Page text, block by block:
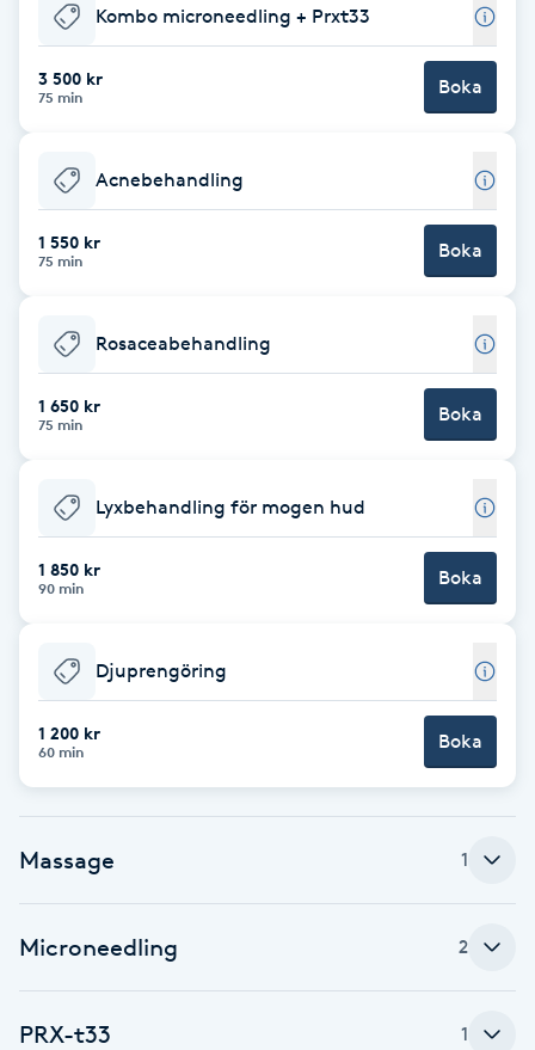
Babylights
Balayage
Bambumassage
Barber
BIAB
Bottenfärg
Brynformning
Bröllopsuppsättning
C
Celluliter
Coachning
Kombo microneedling + Prxt33
3 500 kr
75 min Boka
Acnebehandling
1 550 kr
75 min Boka
Rosaceabehandling
1 650 kr
75 min Boka
Lyxbehandling för mogen hud
1 850 kr
90 min Boka
Djuprengöring
1 200 kr
60 min Boka
Massage 1
Microneedling 2
PRX-t33 1